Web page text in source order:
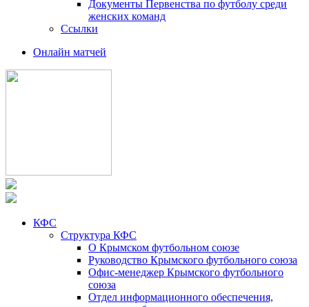
Документы Первенства по футболу среди
женских команд
Ссылки
Онлайн матчей
КФС
Структура КФС
О Крымском футбольном союзе
Руководство Крымского футбольного союза
Офис-менеджер Крымского футбольного
союза
Отдел информационного обеспечения,